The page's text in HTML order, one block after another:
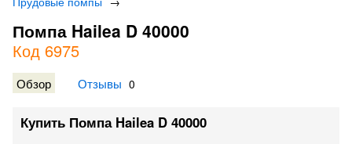
Помпа Hailea D 40000
Код 6975
Обзор Отзывы 0
Купить Помпа Hailea D 40000